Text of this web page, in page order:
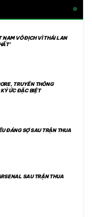
NAM VÔ ĐỊCH VÌ THÁI LAN
TRUYỀN THÔNG
ỨC ĐẶC BIỆT
ĐÁNG SỢ SAU TRẬN THUA
SAU TRẬN THUA